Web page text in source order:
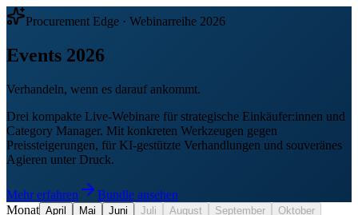
Procurement Edge · Webinarreihe 2026
Events 2026
Verhandeln, wenn es darauf ankommt.
Drei kompakte Live-Webinare für strategische Einkäufer:innen und
Category Manager. Mit konkreten Werkzeugen gegen
Preissteigerungen, für KI-gestützte Verhandlungen und souveränes
Agieren unter Druck.
Mehr erfahren
Bundle ansehen
Monat April Mai Juni Juli August September
Oktober